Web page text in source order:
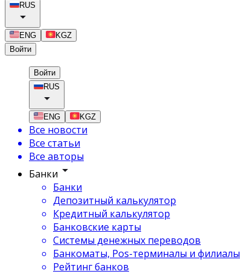
RUS
ENG
KGZ
Войти
Войти
RUS
ENG KGZ
Все новости
Все статьи
Все авторы
Банки
Банки
Депозитный калькулятор
Кредитный калькулятор
Банковские карты
Системы денежных переводов
Банкоматы, Pos-терминалы и филиалы
Рейтинг банков